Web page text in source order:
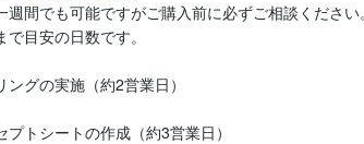
週間でも可能ですがご購入前に必ずご相談ください。
で目安の日数です。
グの実施（約2営業日）
トシートの作成（約3営業日）